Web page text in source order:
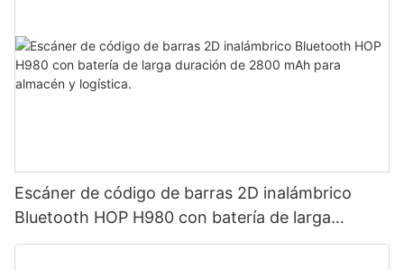
Escáner de código de barras 2D inalámbrico
Bluetooth HOP H980 con batería de larga
duración de 2800 mAh para almacén y logística.